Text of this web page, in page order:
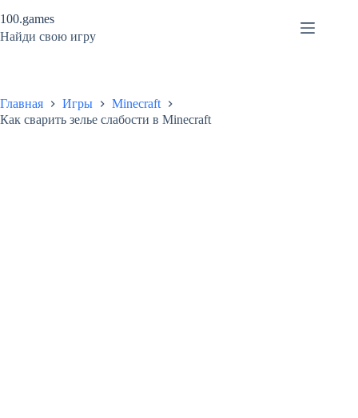
к
сути
100.games
Найди свою игру
Главная Игры
Minecraft
Как сварить зелье слабости в Minecraft